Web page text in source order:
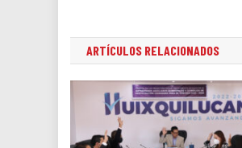
ARTÍCULOS RELACIONADOS